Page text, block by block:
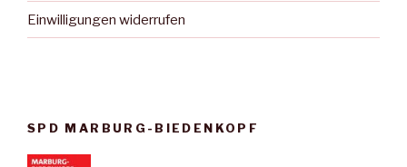
Einwilligungen widerrufen
SPD MARBURG-BIEDENKOPF